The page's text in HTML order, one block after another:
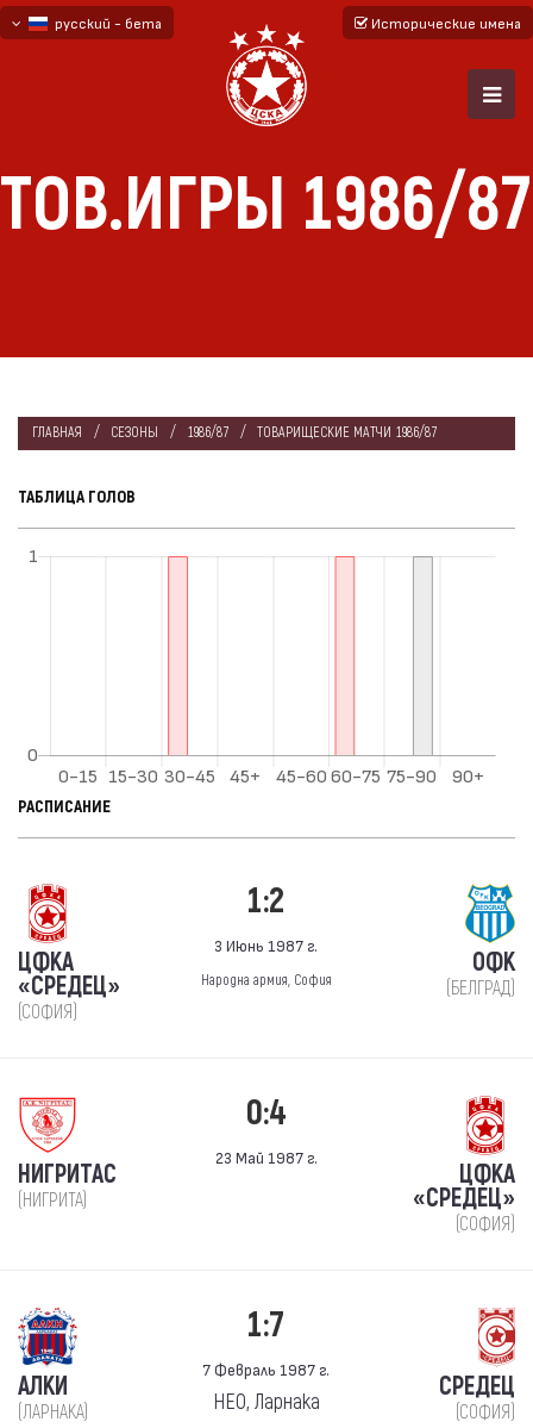
русский - бета
Исторические имена
ТОВ.ИГРЫ 1986/87
ГЛАВНАЯ СЕЗОНЫ 1986/87 ТОВАРИЩЕСКИЕ МАТЧИ 1986/87
ТАБЛИЦА ГОЛОВ
РАСПИСАНИЕ
ЦФКА
«СРЕДЕЦ»
(СОФИЯ)
1:2
3 Июнь 1987 г.
Народна армия, София
ОФК
(БЕЛГРАД)
НИГРИТАС
(НИГРИТА)
0:4
23 Май 1987 г.
ЦФКА
«СРЕДЕЦ»
(СОФИЯ)
АЛКИ
(ЛАРНАКА)
1:7
7 Февраль 1987 г.
НЕО, Ларнака СРЕДЕЦ
(СОФИЯ)